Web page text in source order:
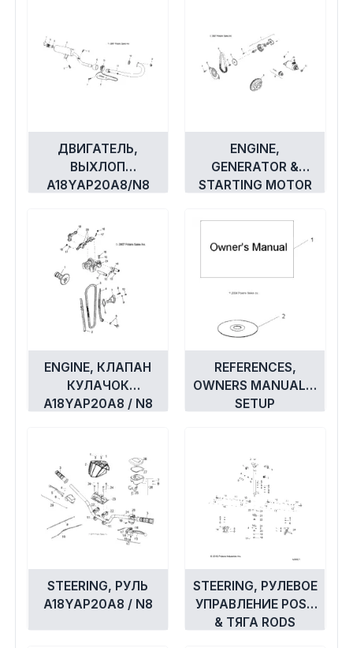
ДВИГАТЕЛЬ,
ВЫХЛОП
A18YAP20A8/N8
ENGINE,
GENERATOR &
STARTING MOTOR
ENGINE, КЛАПАН
КУЛАЧОК
A18YAP20A8 / N8
REFERENCES,
OWNERS MANUAL &
SETUP
STEERING, РУЛЬ
A18YAP20A8 / N8
STEERING, РУЛЕВОЕ
УПРАВЛЕНИЕ POST
& ТЯГА RODS